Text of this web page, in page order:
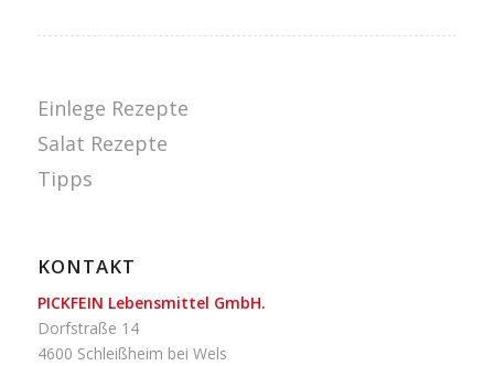
Einlege Rezepte
Salat Rezepte
Tipps
KONTAKT
PICKFEIN Lebensmittel GmbH.
Dorfstraße 14
4600 Schleißheim bei Wels